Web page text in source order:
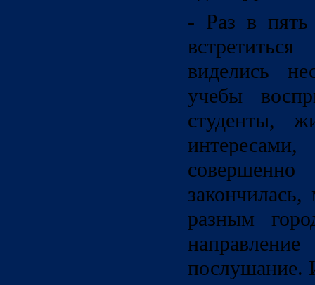
- Раз в пять
виделись
учебы
студенты,
разным
послушание.